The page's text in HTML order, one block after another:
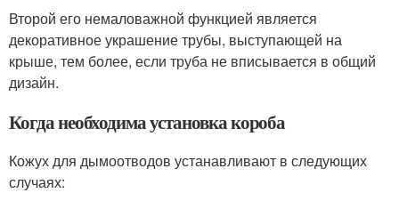
Второй его немаловажной функцией является
декоративное украшение трубы, выступающей на
крыше, тем более, если труба не вписывается в общий
дизайн.
Когда необходима установка короба
Кожух для дымоотводов устанавливают в следующих
случаях: